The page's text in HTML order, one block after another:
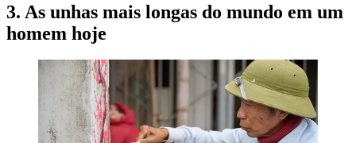
3. As unhas mais longas do mundo em um
homem hoje